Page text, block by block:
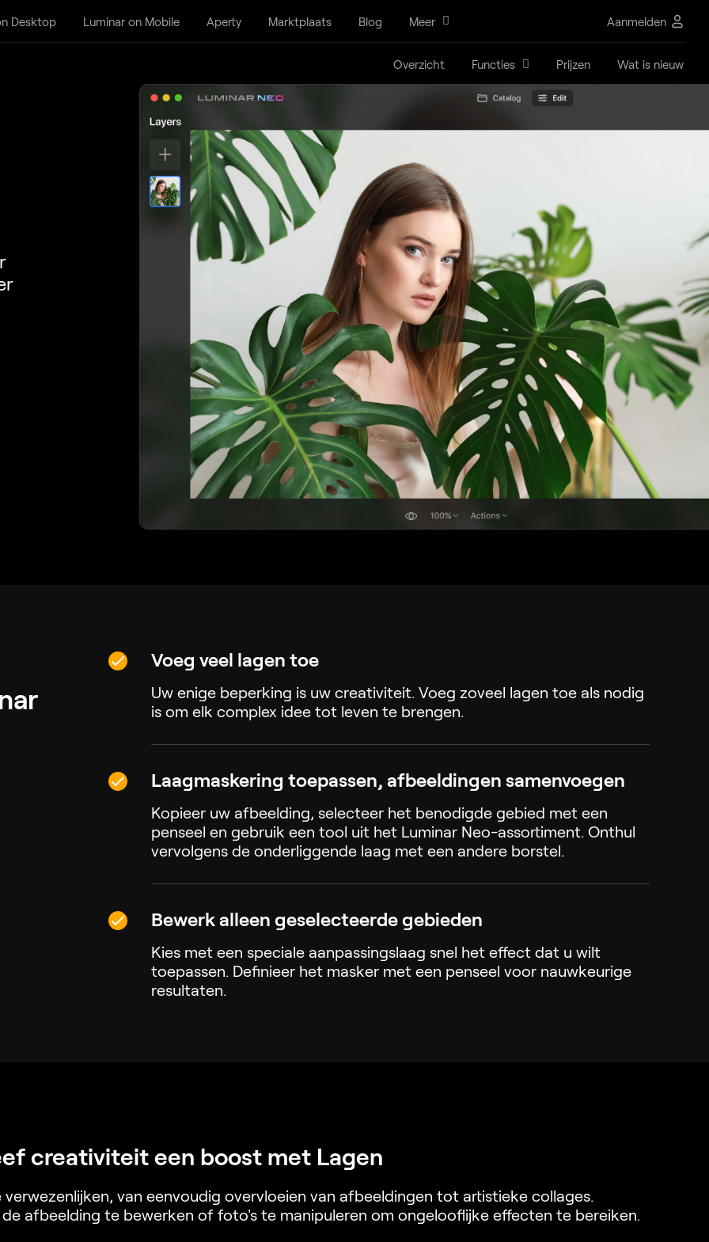
Desktop
Overzicht Functies Prijzen Wat is nieuw
Luminar on Mobile Aperty Marktplaats Blog Meer Aanmelden
Voeg veel lagen toe
Uw enige beperking is uw creativiteit. Voeg zoveel lagen toe als nodig
is om elk complex idee tot leven te brengen.
Laagmaskering toepassen, afbeeldingen samenvoegen
Kopieer uw afbeelding, selecteer het benodigde gebied met een
penseel en gebruik een tool uit het Luminar Neo-assortiment. Onthul
vervolgens de onderliggende laag met een andere borstel.
Bewerk alleen geselecteerde gebieden
Kies met een speciale aanpassingslaag snel het effect dat u wilt
toepassen. Definieer het masker met een penseel voor nauwkeurige
resultaten.
creativiteit een boost met Lagen
van eenvoudig overvloeien van afbeeldingen tot artistieke collages.
afbeelding te bewerken of foto's te manipuleren om ongelooflijke effecten te bereiken.